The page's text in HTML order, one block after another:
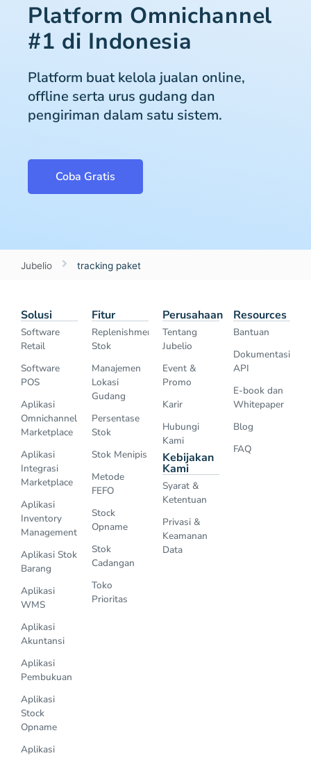
Platform Omnichannel
#1 di Indonesia
Platform buat kelola jualan online,
offline serta urus gudang dan
pengiriman dalam satu sistem.
Coba Gratis
Jubelio tracking paket
Solusi
Software
Retail
Software
POS
Aplikasi
Omnichannel
Marketplace
Aplikasi
Integrasi
Marketplace
Aplikasi
Inventory
Management
Aplikasi Stok
Barang
Aplikasi
WMS
Aplikasi
Akuntansi
Aplikasi
Pembukuan
Aplikasi
Stock
Opname
Aplikasi
Fitur
Replenishment
Stok
Manajemen
Lokasi
Gudang
Persentase
Stok
Stok Menipis
Metode
FEFO
Stock
Opname
Stok
Cadangan
Toko
Prioritas
Perusahaan
Tentang
Jubelio
Event &
Promo
Karir
Hubungi
Kami
Kebijakan
Kami
Syarat &
Ketentuan
Privasi &
Keamanan
Data
Resources
Bantuan
Dokumentasi
API
E-book dan
Whitepaper
Blog
FAQ